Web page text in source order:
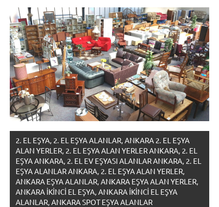
2. EL EŞYA, 2. EL EŞYA ALANLAR, ANKARA 2. EL EŞYA
ALAN YERLER, 2. EL EŞYA ALAN YERLER ANKARA, 2. EL
EŞYA ANKARA, 2. EL EV EŞYASI ALANLAR ANKARA, 2. EL
EŞYA ALANLAR ANKARA, 2. EL EŞYA ALAN YERLER,
ANKARA EŞYA ALANLAR, ANKARA EŞYA ALAN YERLER,
ANKARA IKINCI EL EŞYA, ANKARA IKINCI EL EŞYA
ALANLAR, ANKARA SPOT EŞYA ALANLAR